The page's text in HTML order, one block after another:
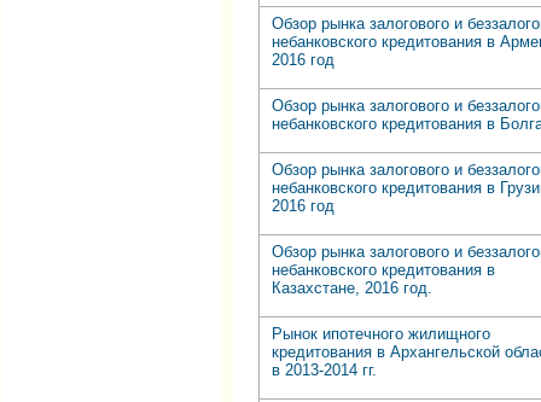
Обзор рынка залогового и
небанковского кредитования в
2016 год
Обзор рынка залогового и
небанковского кредитования в
Обзор рынка залогового и
небанковского кредитования в
2016 год
Обзор рынка залогового и
небанковского кредитования в
Казахстане, 2016 год.
Рынок ипотечного жилищного
кредитования в Архангельской
в 2013-2014 гг.